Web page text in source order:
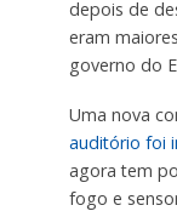
depois de
eram
governo do
Uma nova
auditório foi
agora tem
fogo e